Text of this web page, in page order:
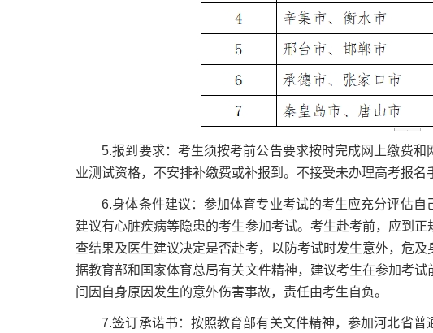
5.报到要求：考生须按考前公告要求按时完成网上缴费和
业测试资格，不安排补缴费或补报到。不接受未办理高考报名
6.身体条件建议：参加体育专业考试的考生应充分评估自
建议有心脏疾病等隐患的考生参加考试。考生赴考前，应到
查结果及医生建议决定是否赴考，以防考试时发生意外，危
据教育部和国家体育总局有关文件精神，建议考生在参加考
间因自身原因发生的意外伤害事故，责任由考生自负。
7.签订承诺书：按照教育部有关文件精神，参加河北省普